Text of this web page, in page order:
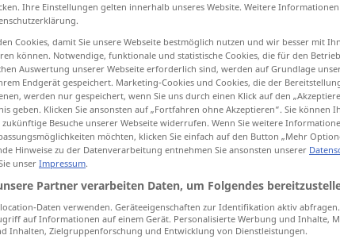
erprobtMittel, Methode etc
Ihre Einstellungen gelten innerhalb unseres Website. Weitere
Cookies, damit Sie unsere Webseite bestmöglich nutzen und wir besser mit
können. Notwendige, funktionale und statistische Cookies, die für den
Auswertung unserer Webseite erforderlich sind, werden auf Grundlage
Endgerät gespeichert. Marketing-Cookies und Cookies, die der
werden nur gespeichert, wenn Sie uns durch einen Klick auf den
geben. Klicken Sie ansonsten auf „Fortfahren ohne Akzeptieren“. Sie können
Besuche unserer Webseite widerrufen. Wenn Sie weitere
möchten, klicken Sie einfach auf den Button „Mehr
Hinweise zu der Datenverarbeitung entnehmen Sie ansonsten unserer
unser Impressum.
Partner verarbeiten Daten, um Folgendes
Daten verwenden. Geräteeigenschaften zur Identifikation aktiv
auf Informationen auf einem Gerät. Personalisierte Werbung und Inhalte,
Inhalten, Zielgruppenforschung und Entwicklung von Dienstleistungen.